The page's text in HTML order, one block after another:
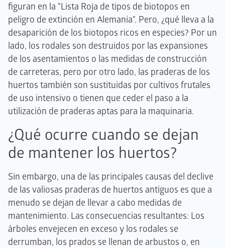
figuran en la "Lista Roja de tipos de biotopos en
peligro de extinción en Alemania". Pero, ¿qué lleva a la
desaparición de los biotopos ricos en especies? Por un
lado, los rodales son destruidos por las expansiones
de los asentamientos o las medidas de construcción
de carreteras, pero por otro lado, las praderas de los
huertos también son sustituidas por cultivos frutales
de uso intensivo o tienen que ceder el paso a la
utilización de praderas aptas para la maquinaria.
¿Qué ocurre cuando se dejan
de mantener los huertos?
Sin embargo, una de las principales causas del declive
de las valiosas praderas de huertos antiguos es que a
menudo se dejan de llevar a cabo medidas de
mantenimiento. Las consecuencias resultantes: Los
árboles envejecen en exceso y los rodales se
derrumban, los prados se llenan de arbustos o, en